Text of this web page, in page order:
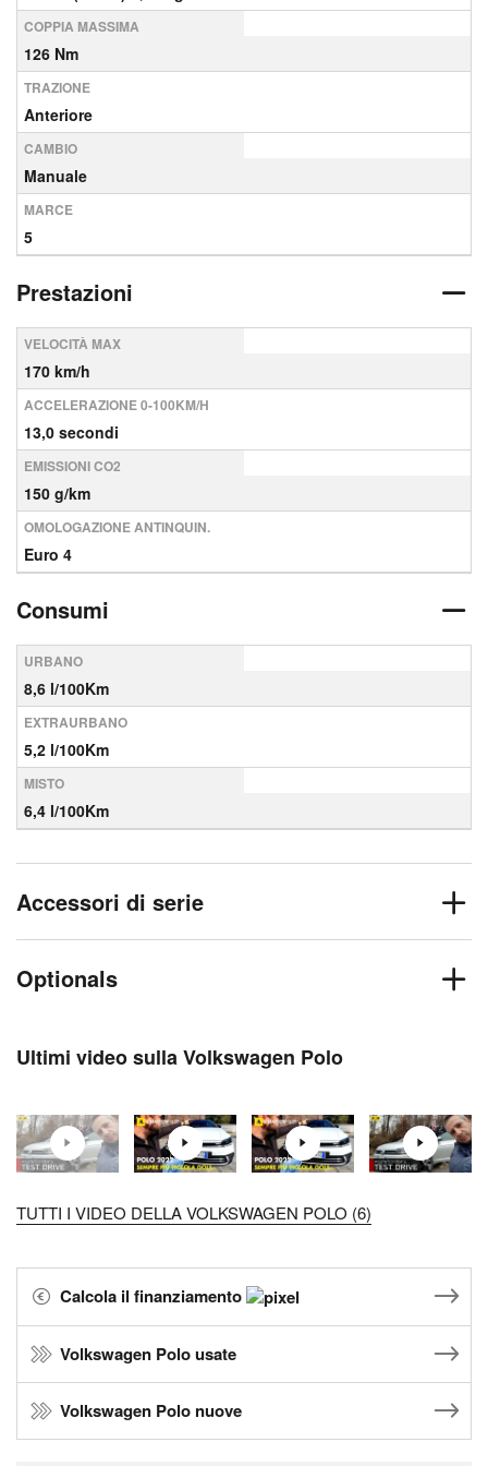
COPPIA MASSIMA
126 Nm
TRAZIONE
Anteriore
CAMBIO
Manuale
MARCE
5
Prestazioni
VELOCITÀ MAX
170 km/h
ACCELERAZIONE 0-100KM/H
13,0 secondi
EMISSIONI CO2
150 g/km
OMOLOGAZIONE ANTINQUIN.
Euro 4
Consumi
URBANO
8,6 l/100Km
EXTRAURBANO
5,2 l/100Km
MISTO
6,4 l/100Km
Accessori di serie
Optionals
Ultimi video sulla Volkswagen Polo
TUTTI I VIDEO DELLA VOLKSWAGEN POLO (6)
Calcola il finanziamento
Volkswagen Polo usate
Volkswagen Polo nuove